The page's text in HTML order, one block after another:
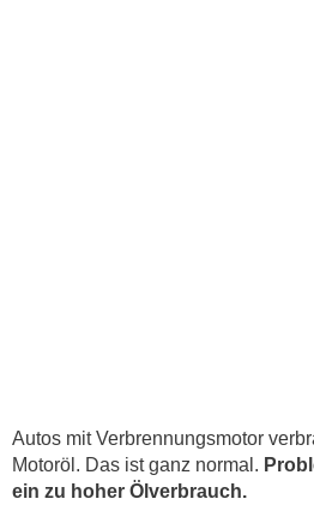
Autos mit Verbrennungsmotor
Motoröl. Das ist ganz normal.
ein zu hoher Ölverbrauch.